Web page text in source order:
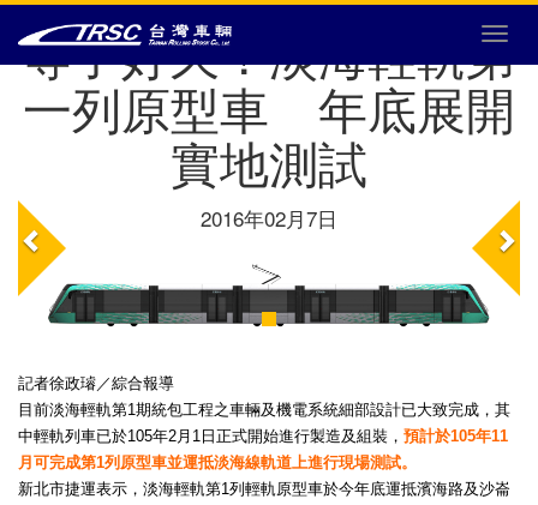
選
單
切
換
等了好久！淡海輕軌第
一列原型車 年底展開
實地測試
2016年02月7日
記者徐政璿／綜合報導
目前淡海輕軌第1期統包工程之車輛及機電系統細部設計已大致完成，其
中輕軌列車已於105年2月1日正式開始進行製造及組裝， 預計於105年11
月可完成第1列原型車並運抵淡海線軌道上進行現場測試。
新北市捷運表示，淡海輕軌第1列輕軌原型車於今年底運抵濱海路及沙崙